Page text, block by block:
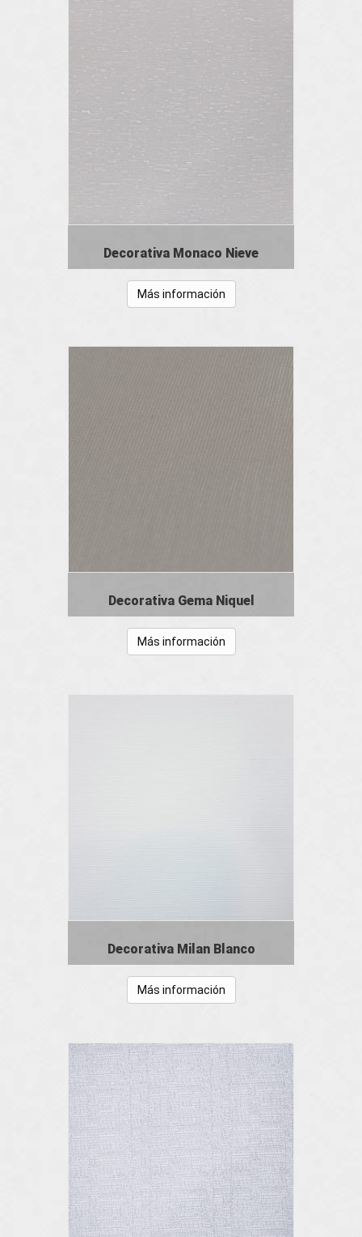
Decorativa Monaco Nieve
Más información
Decorativa Gema Niquel
Más información
Decorativa Milan Blanco
Más información